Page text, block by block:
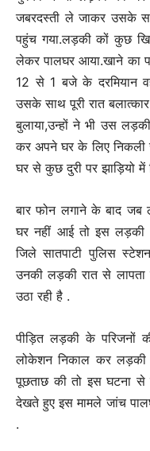
जबरदस्ती ले जाकर उसके
पहुंच गया.लड़की कों कुछ
लेकर पालघर आया.खाने का
12 से 1 बजे के दरमियान
उसके साथ पूरी रात
बुलाया,उन्हों ने भी उस
कर अपने घर के लिए
घर से कुछ दुरी पर झाड़ियो
बार फोन लगाने के बाद जब
घर नहीं आई तो इस लड़की
जिले सातपाटी पुलिस
उनकी लड़की रात से
उठा रही है .
पीड़ित लड़की के परिजनों
लोकेशन निकाल कर
पूछताछ की तो इस घटना से
देखते हुए इस मामले जांच
.